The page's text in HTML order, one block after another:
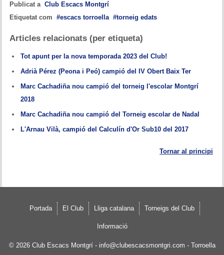
Publicat a Club Escacs Montgrí
Etiquetat com
escacs torroella torneig edats
Articles relacionats (per etiqueta)
Tot apunt per la nova temporada 2023 del Club!
Adrià Pérez (Peona i Peó) campió del IV Obert Baix Ter
Marc Cachadiña nou campió del torneig l'escolar Montgrí
2018
Marc Cachadiña nou campió del Torneig escolar de Nadal
L'Arnau Vilà, campió del Calculín d'Or Sub10 del 2017
Tornar al principi
Portada El Club Lliga catalana Torneigs del Club
Informació
© 2026 Club Escacs Montgrí- info@clubescacsmontgri.com - Torroella